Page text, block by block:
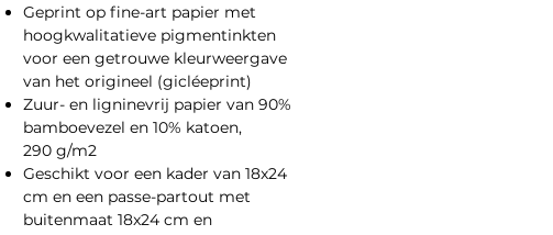
Geprint op fine-art papier met
hoogkwalitatieve pigmentinkten
voor een getrouwe kleurweergave
van het origineel (gicléeprint)
Zuur- en ligninevrij papier van 90%
bamboevezel en 10% katoen,
290 g/m2
Geschikt voor een kader van 18x24
cm en een passe-partout met
buitenmaat 18x24 cm en